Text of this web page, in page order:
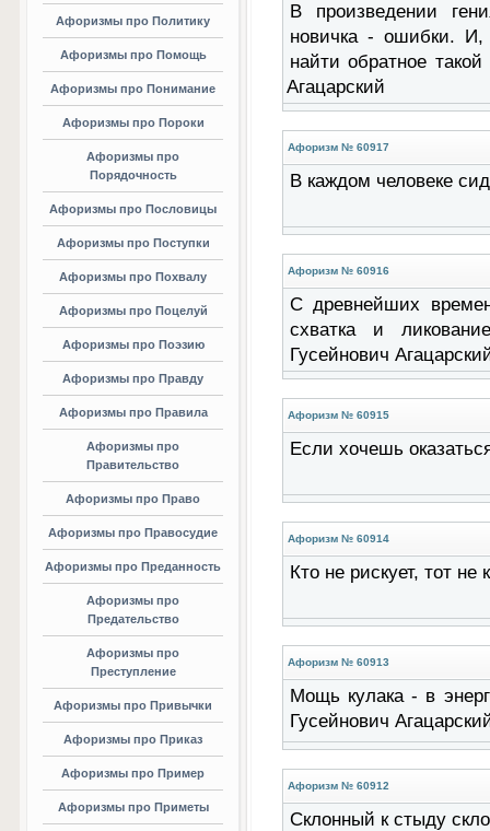
Афоризмы про Политику
Афоризмы про Помощь
Афоризмы про Понимание
Афоризмы про Пороки
Афоризмы про
Порядочность
Афоризмы про Пословицы
Афоризмы про Поступки
Афоризмы про Похвалу
Афоризмы про Поцелуй
Афоризмы про Поэзию
Афоризмы про Правду
Афоризмы про Правила
Афоризмы про
Правительство
Афоризмы про Право
Афоризмы про Правосудие
Афоризмы про Преданность
Афоризмы про
Предательство
Афоризмы про
Преступление
Афоризмы про Привычки
Афоризмы про Приказ
Афоризмы про Пример
Афоризмы про Приметы
В произведении
новичка - ошибки. И,
найти обратное
Агацарский
Афоризм № 60917
В каждом человеке
Афоризм № 60916
С древнейших
схватка и
Гусейнович
Афоризм № 60915
Если хочешь
Афоризм № 60914
Кто не рискует, тот
Афоризм № 60913
Мощь кулака - в
Гусейнович
Афоризм № 60912
Склонный к стыду